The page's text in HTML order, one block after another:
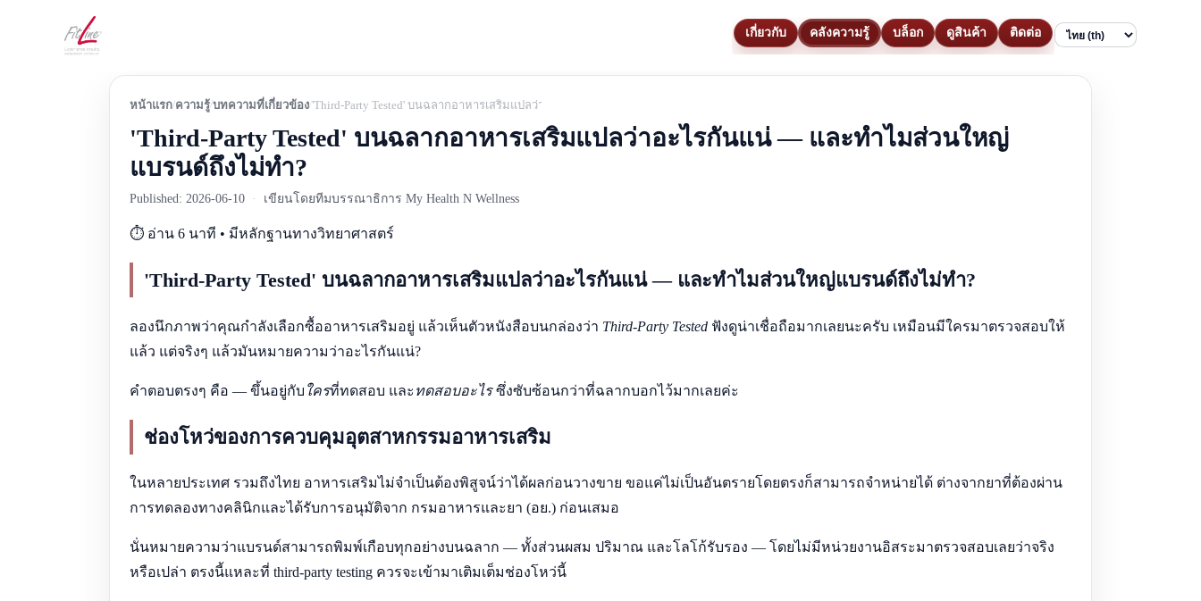
เกี่ยวกับ คลังความรู้ บล็อก ดูสินค้า
ติดต่อ
Language
หน้าแรก ความรู้ บทความที่เกี่ยวข้อง 'Third-Party Tested' บนฉลากอาหารเสริมแปลว่าอะไรกันแน่ — และทำไมส่วนใหญ่แบรนด์ถึงไม่ทำ?
'Third-Party Tested' บนฉลากอาหารเสริมแปลว่าอะไรกันแน่ — และทำไมส่วนใหญ่
แบรนด์ถึงไม่ทำ?
Published: 2026-06-10 · เขียนโดยทีมบรรณาธิการ My Health N Wellness
⏱️ อ่าน 6 นาที • มีหลักฐานทางวิทยาศาสตร์
'Third-Party Tested' บนฉลากอาหารเสริมแปลว่าอะไรกันแน่ — และทำไมส่วนใหญ่แบรนด์ถึงไม่ทำ?
ลองนึกภาพว่าคุณกำลังเลือกซื้ออาหารเสริมอยู่ แล้วเห็นตัวหนังสือบนกล่องว่า Third-Party Tested ฟังดูน่าเชื่อถือมากเลยนะครับ เหมือนมีใครมาตรวจสอบให้
แล้ว แต่จริงๆ แล้วมันหมายความว่าอะไรกันแน่?
คำตอบตรงๆ คือ — ขึ้นอยู่กับ ใครที่ทดสอบ และ ทดสอบอะไรซึ่งซับซ้อนกว่าที่ฉลากบอกไว้มากเลยค่ะ
ช่องโหว่ของการควบคุมอุตสาหกรรมอาหารเสริม
ในหลายประเทศ รวมถึงไทย อาหารเสริมไม่จำเป็นต้องพิสูจน์ว่าได้ผลก่อนวางขาย ขอแค่ไม่เป็นอันตรายโดยตรงก็สามารถจำหน่ายได้ ต่างจากยาที่ต้องผ่าน
การทดลองทางคลินิกและได้รับการอนุมัติจาก กรมอาหารและยา (อย.) ก่อนเสมอ
นั่นหมายความว่าแบรนด์สามารถพิมพ์เกือบทุกอย่างบนฉลาก — ทั้งส่วนผสม ปริมาณ และโลโก้รับรอง — โดยไม่มีหน่วยงานอิสระมาตรวจสอบเลยว่าจริง
หรือเปล่า ตรงนี้แหละที่ third-party testing ควรจะเข้ามาเติมเต็มช่องโหว่นี้